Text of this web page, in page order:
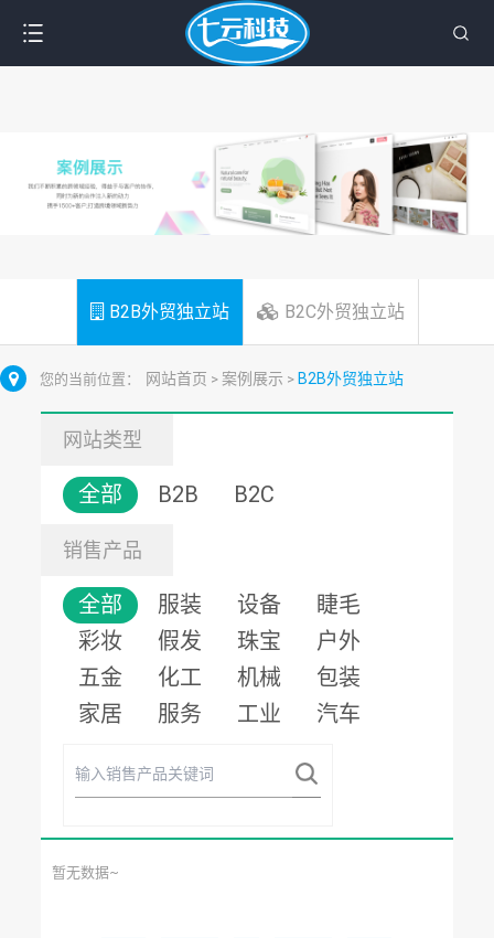
B2B外贸独立站 B2C外贸独立站
您的当前位置： 网站首页 > 案例展示 > B2B外贸独立站
网站类型
全部 B2B B2C
销售产品
全部 服装 设备
睫毛
彩妆
假发 珠宝
户外
五金
化工 机械
包装
家居
服务 工业 汽车
暂无数据~